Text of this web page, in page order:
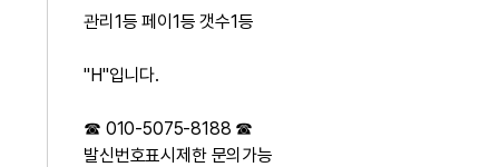
관리1등 페이1등 갯수1등
"H"입니다.
☎ 010-5075-8188 ☎
발신번호표시제한 문의가능